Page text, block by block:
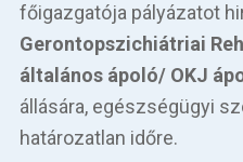
főigazgatója pályázatot
Gerontopszichiátriai
általános ápoló/ OKJ
állására, egészségügyi
határozatlan időre.